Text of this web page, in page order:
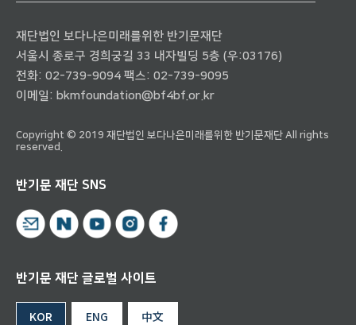
재단법인 보다나은미래를위한 반기문재단
서울시 종로구 경희궁길 33 내자빌딩 5층 (우:03176)
전화: 02-739-9094 팩스: 02-739-9095
이메일: bkmfoundation@bf4bf.or.kr
Copyright © 2019 재단법인 보다나은미래를위한 반기문재단 All rights
reserved.
반기문 재단 SNS
반기문 재단 글로벌 사이트
KOR ENG 中文